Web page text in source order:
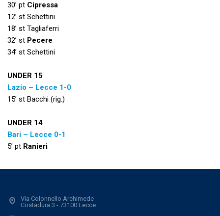
30’ pt Cipressa
12’ st Schettini
18’ st Tagliaferri
32’ st Pecere
34’ st Schettini
UNDER 15
Lazio – Lecce 1-0
15’ st Bacchi (rig.)
UNDER 14
Bari – Lecce 0-1
5’ pt Ranieri
Via Colonnello Archimede
Costadura 3 - 73100 Lecce